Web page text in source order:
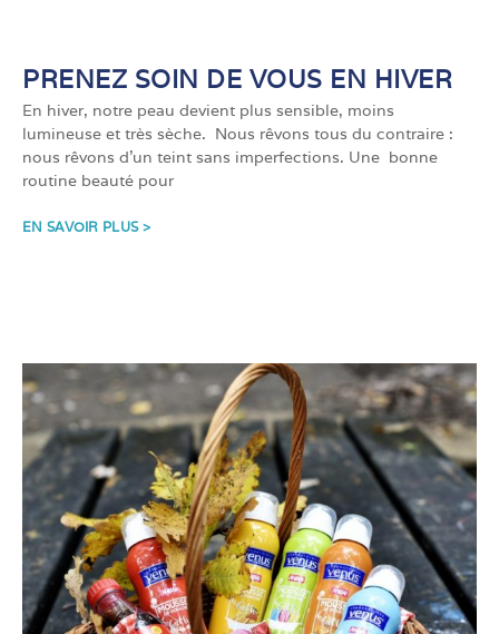
PRENEZ SOIN DE VOUS EN HIVER
En hiver, notre peau devient plus sensible, moins
lumineuse et très sèche. Nous rêvons tous du contraire :
nous rêvons d’un teint sans imperfections. Une bonne
routine beauté pour
EN SAVOIR PLUS >